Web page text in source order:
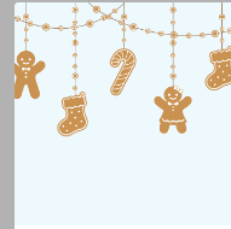
Heb je
Hoe groot de
op het leven van